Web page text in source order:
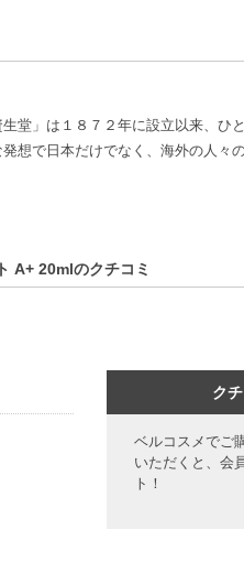
堂」は１８７２年に設立以来、ひ
想で日本だけでなく、海外の人々
A+ 20mlのクチコミ
ク
ベルコスメでご
いただくと、会
ト！